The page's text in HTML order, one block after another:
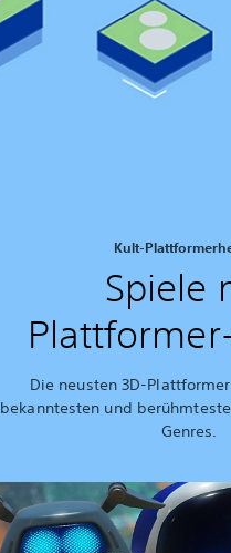
Kult-
Spiele
Die neusten 3D-
bekanntesten und
Genres.